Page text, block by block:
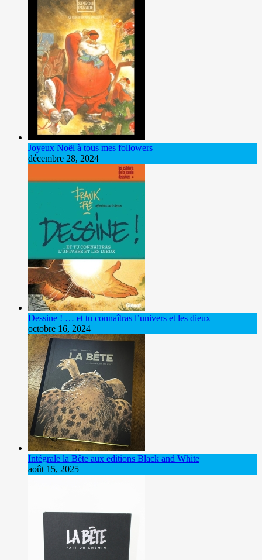
Joyeux Noël à tous mes followers
décembre 28, 2024
Dessine ! … et tu connaîtras l’univers et les dieux
octobre 16, 2024
Intégrale la Bête aux editions Black and White
août 15, 2025